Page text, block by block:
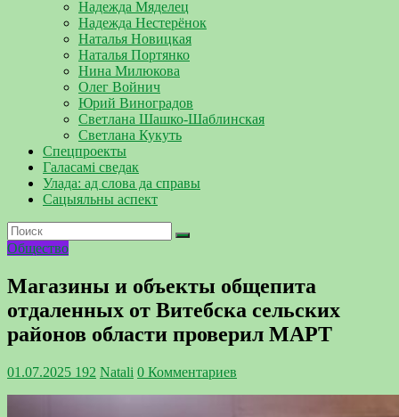
Надежда Мяделец
Надежда Нестерёнок
Наталья Новицкая
Наталья Портянко
Нина Милюкова
Олег Войнич
Юрий Виноградов
Светлана Шашко-Шаблинская
Светлана Кукуть
Спецпроекты
Галасамі сведак
Улада: ад слова да справы
Сацыяльны аспект
Общество
Магазины и объекты общепита
отдаленных от Витебска сельских
районов области проверил МАРТ
01.07.2025 192 Natali 0 Комментариев